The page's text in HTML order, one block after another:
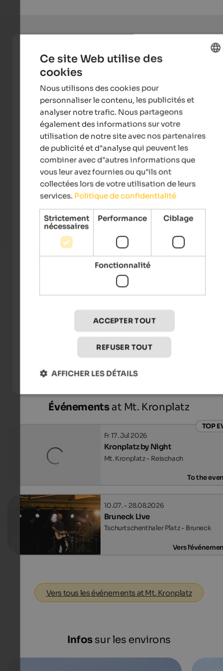
Offres de vacances actuelles
Falkensteiner Hotel Antholz
Experience a romantic getaway for two in our hideaway,
far away from the hustle and bustle of everyday life.
To the hotel
Événementsat Mt. Kronplatz
TOP
Fr 17. Jul 2026
Kronplatz by Night
Mt. Kronplatz - Reischach
To the
10.07. - 28.08.2026
Bruneck Live
Tschurtschenthaler Platz - Bruneck
Vers
Vers tous les événements at Mt. Kronplatz
Infossur les environs
Ce site Web utilise des
cookies
Nous utilisons des cookies pour
personnaliser le contenu, les publicités et
analyser notre trafic. Nous partageons
également des informations sur votre
utilisation de notre site avec nos partenaires
de publicité et d"analyse qui peuvent les
combiner avec d"autres informations que
vous leur avez fournies ou qu"ils ont
collectées lors de votre utilisation de leurs
services. Politique de confidentialité
Strictement
nécessaires
Performance Ciblage
Fonctionnalité
ACCEPTER TOUT
REFUSER TOUT
AFFICHER LES DÉTAILS